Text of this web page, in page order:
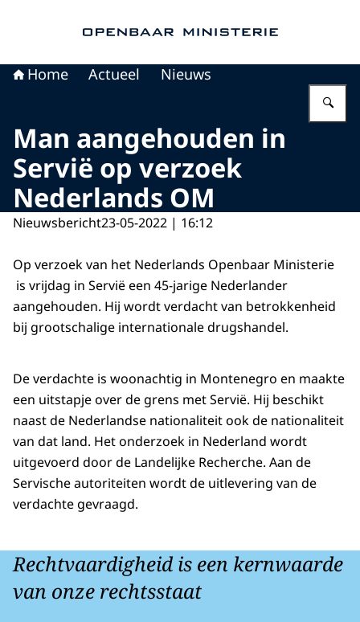
Home Actueel Nieuws
Man aangehouden in
Servië op verzoek
Nederlands OM
Nieuwsbericht23-05-2022 | 16:12
Op verzoek van het Nederlands Openbaar Ministerie
is vrijdag in Servië een 45-jarige Nederlander
aangehouden. Hij wordt verdacht van betrokkenheid
bij grootschalige internationale drugshandel.
De verdachte is woonachtig in Montenegro en maakte
een uitstapje over de grens met Servië. Hij beschikt
naast de Nederlandse nationaliteit ook de nationaliteit
van dat land. Het onderzoek in Nederland wordt
uitgevoerd door de Landelijke Recherche. Aan de
Servische autoriteiten wordt de uitlevering van de
verdachte gevraagd.
Rechtvaardigheid is een kernwaarde
van onze rechtsstaat